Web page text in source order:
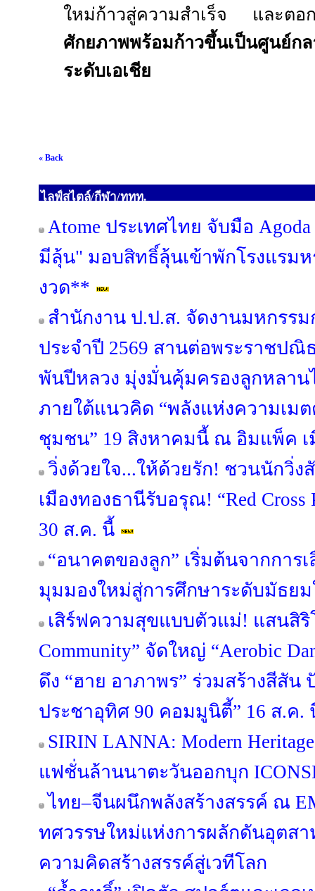
ใหม่ก้าวสู่ความสำเร็จ และต
ศักยภาพพร้อมก้าวขึ้นเป็นศูนย์ก
ระดับเอเชีย
« Back
ไลฟ์สไตล์/กีฬา/ททท.
Atome ประเทศไทย จับมือ
มีลุ้น" มอบสิทธิ์ลุ้นเข้าพักโรงแรม
งวด**
สำนักงาน ป.ป.ส. จัดงานมหกรร
ประจำปี 2569 สานต่อพระราชป
พันปีหลวง มุ่งมั่นคุ้มครองลูกหลา
ภายใต้แนวคิด “พลังแห่งความเม
ชุมชน” 19 สิงหาคมนี้ ณ อิมแพ็ค เ
วิ่งด้วยใจ...ให้ด้วยรัก! ชวนนักวิ่
เมืองทองธานีรับอรุณ! “Red Cross
30 ส.ค. นี้
“อนาคตของลูก” เริ่มต้นจากการ
มุมมองใหม่สู่การศึกษาระดับมัธยม
เสิร์ฟความสุขแบบตัวแม่! แสนสิริ
Community” จัดใหญ่ “Aerobic
ดึง “ฮาย อาภาพร” ร่วมสร้างสีสั
ประชาอุทิศ 90 คอมมูนิตี้” 16 ส.ค.
SIRIN LANNA: Modern
แฟชั่นล้านนาตะวันออกบุก
ไทย–จีนผนึกพลังสร้างสรรค์ ณ
ทศวรรษใหม่แห่งการผลักดันอุตส
ความคิดสร้างสรรค์สู่เวทีโลก